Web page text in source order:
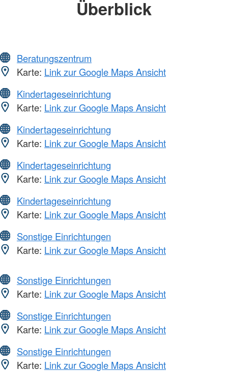
Überblick
Beratungszentrum
Karte: Link zur Google Maps Ansicht
Kindertageseinrichtung
Karte: Link zur Google Maps Ansicht
Kindertageseinrichtung
Karte: Link zur Google Maps Ansicht
Kindertageseinrichtung
Karte: Link zur Google Maps Ansicht
Kindertageseinrichtung
Karte: Link zur Google Maps Ansicht
Sonstige Einrichtungen
Karte: Link zur Google Maps Ansicht
Sonstige Einrichtungen
Karte: Link zur Google Maps Ansicht
Sonstige Einrichtungen
Karte: Link zur Google Maps Ansicht
Sonstige Einrichtungen
Karte: Link zur Google Maps Ansicht